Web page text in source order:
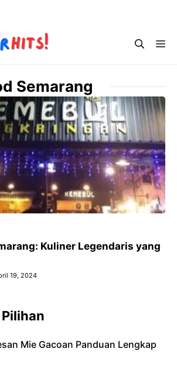
Semarang
Kuliner Legendaris yang
19, 2024
Mie Gacoan Panduan Lengkap